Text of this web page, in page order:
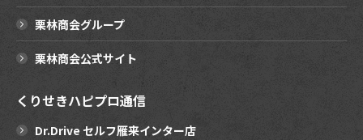
栗林商会グループ
栗林商会公式サイト
くりせきハピプロ通信
Dr.Drive セルフ雁来インター店